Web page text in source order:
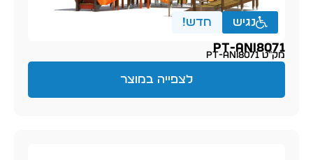
נגיש חדש!
PT-ani8071
מק״ט PT-ani8071
לצפייה במוצר